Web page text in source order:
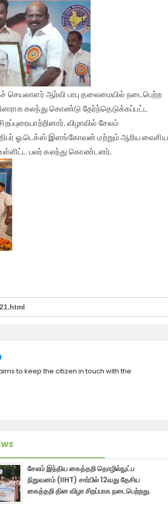
ஆர்வி பாபு தலைமையில் நடைபெற்ற
கலந்து கொண்டு தேர்ந்தெடுக்கப்பட்ட
விழாவில் சேலம்
ஓ.டெக்ஸ் இளங்கோவன் மற்றும் ஆரிய வைசிய
பலர் கலந்து கொண்டனர்.
to keep the citizen in touch with the
சேலம் இந்திய கைத்தறி தொழில்நுட்ப
நிறுவனம் (IIHT) சார்பில் 12வது தேசிய
கைத்தறி தின விழா சிறப்பாக நடைபெற்றது.